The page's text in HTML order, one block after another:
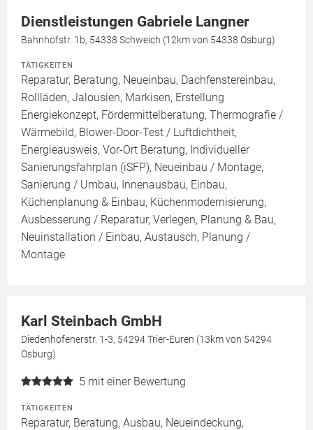
Dienstleistungen Gabriele Langner
Bahnhofstr. 1b, 54338 Schweich (12km von 54338 Osburg)
TÄTIGKEITEN
Reparatur, Beratung, Neueinbau, Dachfenstereinbau,
Rollläden, Jalousien, Markisen, Erstellung
Energiekonzept, Fördermittelberatung, Thermografie /
Wärmebild, Blower-Door-Test / Luftdichtheit,
Energieausweis, Vor-Ort Beratung, Individueller
Sanierungsfahrplan (iSFP), Neueinbau / Montage,
Sanierung / Umbau, Innenausbau, Einbau,
Küchenplanung & Einbau, Küchenmodernisierung,
Ausbesserung / Reparatur, Verlegen, Planung & Bau,
Neuinstallation / Einbau, Austausch, Planung /
Montage
Karl Steinbach GmbH
Diedenhofenerstr. 1-3, 54294 Trier-Euren (13km von 54294
Osburg)
5 mit einer Bewertung
TÄTIGKEITEN
Reparatur, Beratung, Ausbau, Neueindeckung,